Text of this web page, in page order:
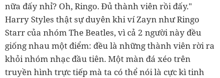
nữa đấy nhỉ? Oh, Ringo. Đủ thành viên rồi đấy."
Harry Styles thật sự duyên khi ví Zayn như Ringo
Starr của nhóm The Beatles, vì cả 2 người này đều
giống nhau một điểm: đều là những thành viên rời ra
khỏi nhóm nhạc đầu tiên. Một màn đá xéo trên
truyền hình trực tiếp mà ta có thể nói là cực kì tinh